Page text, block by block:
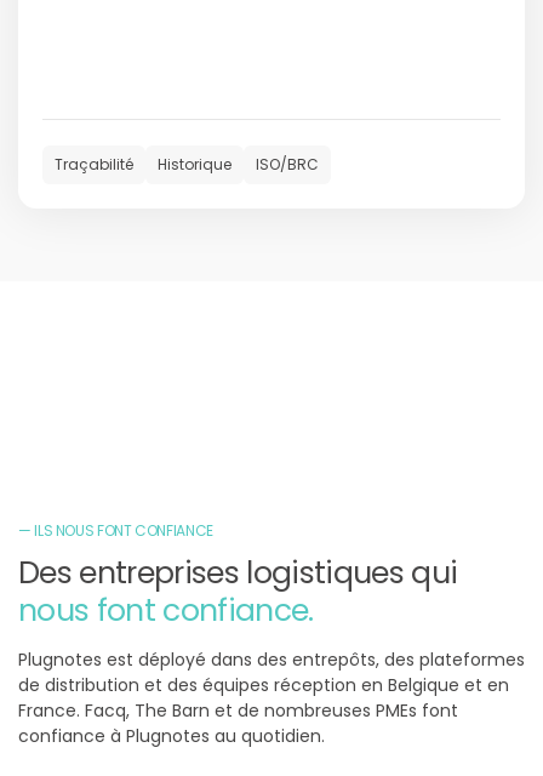
Traçabilité Historique ISO/BRC
— ILS NOUS FONT CONFIANCE
Des entreprises logistiques qui
nous font confiance.
Plugnotes est déployé dans des entrepôts, des plateformes
de distribution et des équipes réception en Belgique et en
France. Facq, The Barn et de nombreuses PMEs font
confiance à Plugnotes au quotidien.